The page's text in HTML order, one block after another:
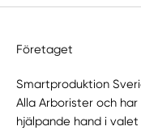
Företaget
Smartproduktion
Alla Arborister och
hjälpande hand i